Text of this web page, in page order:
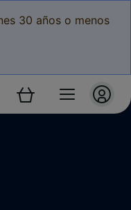
30 años o menos